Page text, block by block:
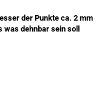
der Punkte ca. 2 mm
was dehnbar sein soll